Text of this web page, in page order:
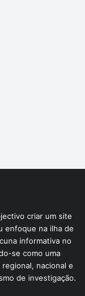
criar um site
enfoque na ilha de
informativa no
se como uma
nacional e
de investigação.